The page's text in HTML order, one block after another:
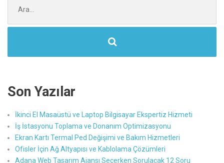
ara:
Son Yazılar
İkinci El Masaüstü ve Laptop Bilgisayar Ekspertiz Hizmeti
İş İstasyonu Toplama ve Donanım Optimizasyonu
Ekran Kartı Termal Ped Değişimi ve Bakım Hizmetleri
Ofisler İçin Ağ Altyapısı ve Kablolama Çözümleri
Adana Web Tasarım Ajansı Seçerken Sorulacak 12 Soru